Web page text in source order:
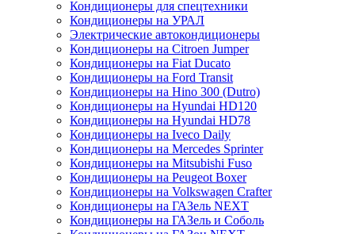
Кондиционеры для спецтехники
Кондиционеры на УРАЛ
Электрические автокондиционеры
Кондиционеры на Citroen Jumper
Кондиционеры на Fiat Ducato
Кондиционеры на Ford Transit
Кондиционеры на Hino 300 (Dutro)
Кондиционеры на Hyundai HD120
Кондиционеры на Hyundai HD78
Кондиционеры на Iveco Daily
Кондиционеры на Mercedes Sprinter
Кондиционеры на Mitsubishi Fuso
Кондиционеры на Peugeot Boxer
Кондиционеры на Volkswagen Crafter
Кондиционеры на ГАЗель NEXT
Кондиционеры на ГАЗель и Соболь